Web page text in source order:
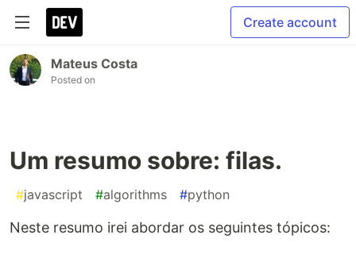
Create account
Mateus Costa
Posted on
Um resumo sobre: filas.
#javascript #algorithms #python
Neste resumo irei abordar os seguintes tópicos: